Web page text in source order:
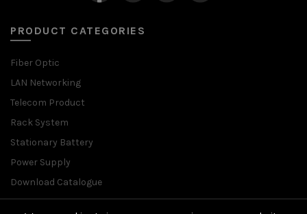
PRODUCT CATEGORIES
Fiber Optic
LAN Networking
Telecom Product
Rack System
Stationary Battery
Power Supply
Download Catalogue